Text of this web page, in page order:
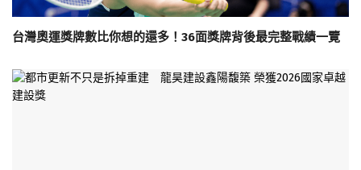
台灣奧運獎牌數比你想的還多！36面獎牌背後最完整戰績一覽